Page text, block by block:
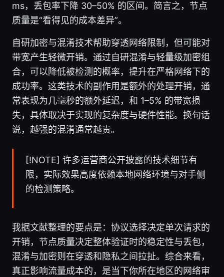
ms，丢包率下降 30–50% 的区间。简言之，节点
质量是“看得见的成本差异”。
自研加密与混淆技术帮助穿透网络限制，但可能对
带宽产生轻微开销。通过自研混淆与轻量级加密组
合，可以降低被检测的概率，提升在严格网络下的
成功率。这类技术的副作用是额外的处理开销，通
常表现为几毫秒的额外延迟，和 1–5% 的带宽损
失，具体取决于实现的复杂度与硬件性能。换句话
说，越强的混淆通常越贵。
[!NOTE] 许多运营商公开披露的技术细节有
限，实际效果高度依赖本地网络环境与对手侧
的检测策略。
我据文献整理的要点是：协议选择决定单次请求的
开销，节点质量决定整体验证时的稳定性与丢包，
混淆与加密则在穿透和隐私之间拉扯。综合来看，
真正影响流量成本的，是当下你所在地区的网络审